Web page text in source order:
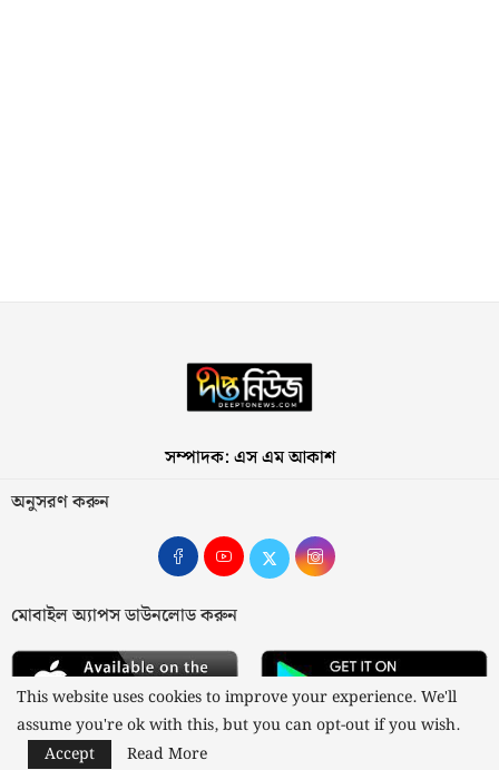
সম্পাদক: এস এম আকাশ
অনুসরণ করুন
মোবাইল অ্যাপস ডাউনলোড করুন
This website uses cookies to improve your experience. We'll
assume you're ok with this, but you can opt-out if you wish.
Accept
Read More